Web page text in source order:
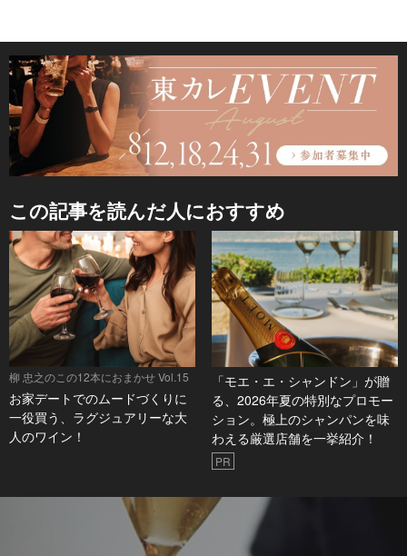
この記事を読んだ人におすすめ
柳 忠之のこの12本におまかせ Vol.15
お家デートでのムードづくりに
一役買う、ラグジュアリーな大
人のワイン！
「モエ・エ・シャンドン」が贈
る、2026年夏の特別なプロモー
ション。極上のシャンパンを味
わえる厳選店舗を一挙紹介！
PR